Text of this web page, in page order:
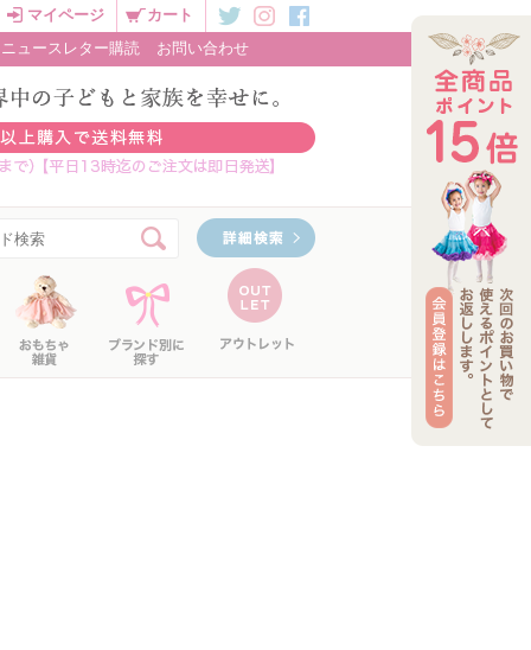
マイページ
カート
ニュースレター購読 お問い合わせ